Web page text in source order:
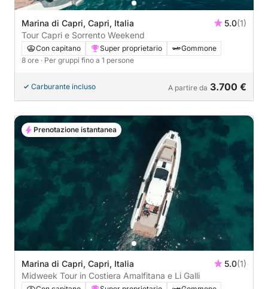
Marina di Capri, Capri, Italia 5.0(1)
Tour Capri e Sorrento Weekend
Con capitano Super proprietario
Gommone
8 ore · Per gruppi fino a 1 persone
Carburante incluso A partire da 3.700 €
Marina di Capri, Capri, Italia 5.0(1)
Midweek Tour in Costiera Amalfitana e Li Galli
Prenotazione istantanea